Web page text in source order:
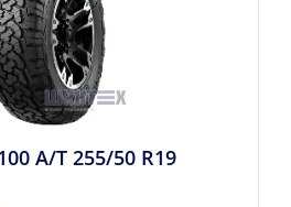
A/T 255/50 R19